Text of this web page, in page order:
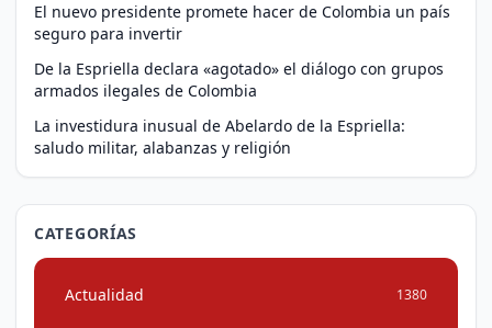
El nuevo presidente promete hacer de Colombia un país
seguro para invertir
De la Espriella declara «agotado» el diálogo con grupos
armados ilegales de Colombia
La investidura inusual de Abelardo de la Espriella:
saludo militar, alabanzas y religión
CATEGORÍAS
Actualidad 1380